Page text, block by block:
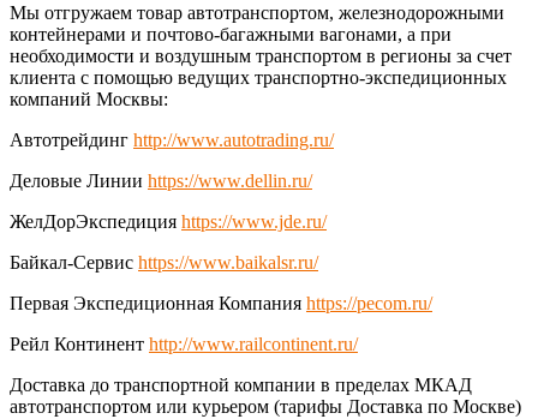
Мы отгружаем товар автотранспортом, железнодорожными
контейнерами и почтово-багажными вагонами, а при
необходимости и воздушным транспортом в регионы за счет
клиента с помощью ведущих транспортно-экспедиционных
компаний Москвы:
Автотрейдинг http://www.autotrading.ru/
Деловые Линии https://www.dellin.ru/
ЖелДорЭкспедиция https://www.jde.ru/
Байкал-Сервис https://www.baikalsr.ru/
Первая Экспедиционная Компания https://pecom.ru/
Рейл Континент http://www.railcontinent.ru/
Доставка до транспортной компании в пределах МКАД
автотранспортом или курьером (тарифы Доставка по Москве)